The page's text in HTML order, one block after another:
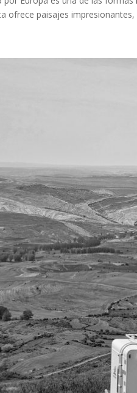
ofrece paisajes